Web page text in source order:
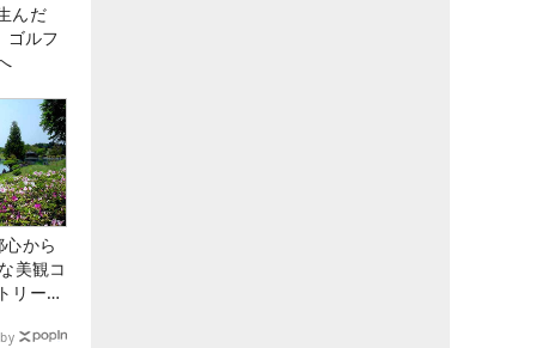
んだ
ゴルフ
から
美観コ
リー俱